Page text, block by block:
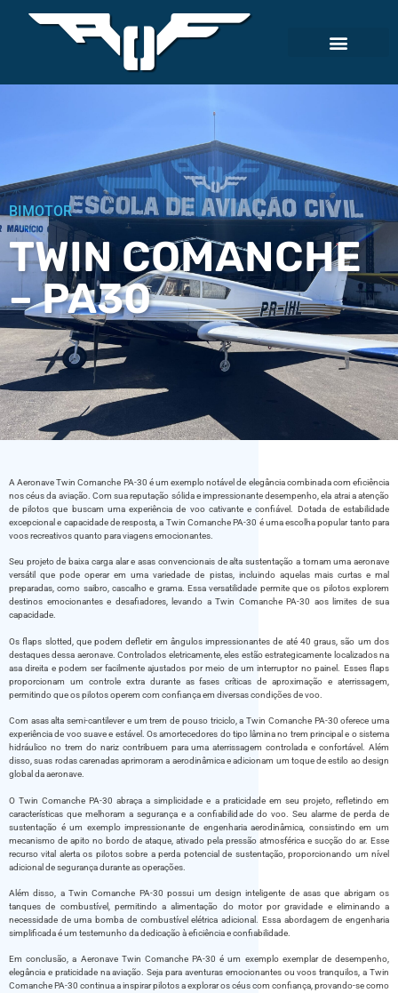
BIMOTOR
TWIN COMANCHE
– PA30
A Aeronave Twin Comanche PA-30 é um exemplo notável de elegância combinada com eficiência
nos céus da aviação. Com sua reputação sólida e impressionante desempenho, ela atrai a atenção
de pilotos que buscam uma experiência de voo cativante e confiável. Dotada de estabilidade
excepcional e capacidade de resposta, a Twin Comanche PA-30 é uma escolha popular tanto para
voos recreativos quanto para viagens emocionantes.
Seu projeto de baixa carga alar e asas convencionais de alta sustentação a tornam uma aeronave
versátil que pode operar em uma variedade de pistas, incluindo aquelas mais curtas e mal
preparadas, como saibro, cascalho e grama. Essa versatilidade permite que os pilotos explorem
destinos emocionantes e desafiadores, levando a Twin Comanche PA-30 aos limites de sua
capacidade.
Os flaps slotted, que podem defletir em ângulos impressionantes de até 40 graus, são um dos
destaques dessa aeronave. Controlados eletricamente, eles estão estrategicamente localizados na
asa direita e podem ser facilmente ajustados por meio de um interruptor no painel. Esses flaps
proporcionam um controle extra durante as fases críticas de aproximação e aterrissagem,
permitindo que os pilotos operem com confiança em diversas condições de voo.
Com asas alta semi-cantilever e um trem de pouso triciclo, a Twin Comanche PA-30 oferece uma
experiência de voo suave e estável. Os amortecedores do tipo lâmina no trem principal e o sistema
hidráulico no trem do nariz contribuem para uma aterrissagem controlada e confortável. Além
disso, suas rodas carenadas aprimoram a aerodinâmica e adicionam um toque de estilo ao design
global da aeronave.
O Twin Comanche PA-30 abraça a simplicidade e a praticidade em seu projeto, refletindo em
características que melhoram a segurança e a confiabilidade do voo. Seu alarme de perda de
sustentação é um exemplo impressionante de engenharia aerodinâmica, consistindo em um
mecanismo de apito no bordo de ataque, ativado pela pressão atmosférica e sucção do ar. Esse
recurso vital alerta os pilotos sobre a perda potencial de sustentação, proporcionando um nível
adicional de segurança durante as operações.
Além disso, a Twin Comanche PA-30 possui um design inteligente de asas que abrigam os
tanques de combustível, permitindo a alimentação do motor por gravidade e eliminando a
necessidade de uma bomba de combustível elétrica adicional. Essa abordagem de engenharia
simplificada é um testemunho da dedicação à eficiência e confiabilidade.
Em conclusão, a Aeronave Twin Comanche PA-30 é um exemplo exemplar de desempenho,
elegância e praticidade na aviação. Seja para aventuras emocionantes ou voos tranquilos, a Twin
Comanche PA-30 continua a inspirar pilotos a explorar os céus com confiança, provando-se como